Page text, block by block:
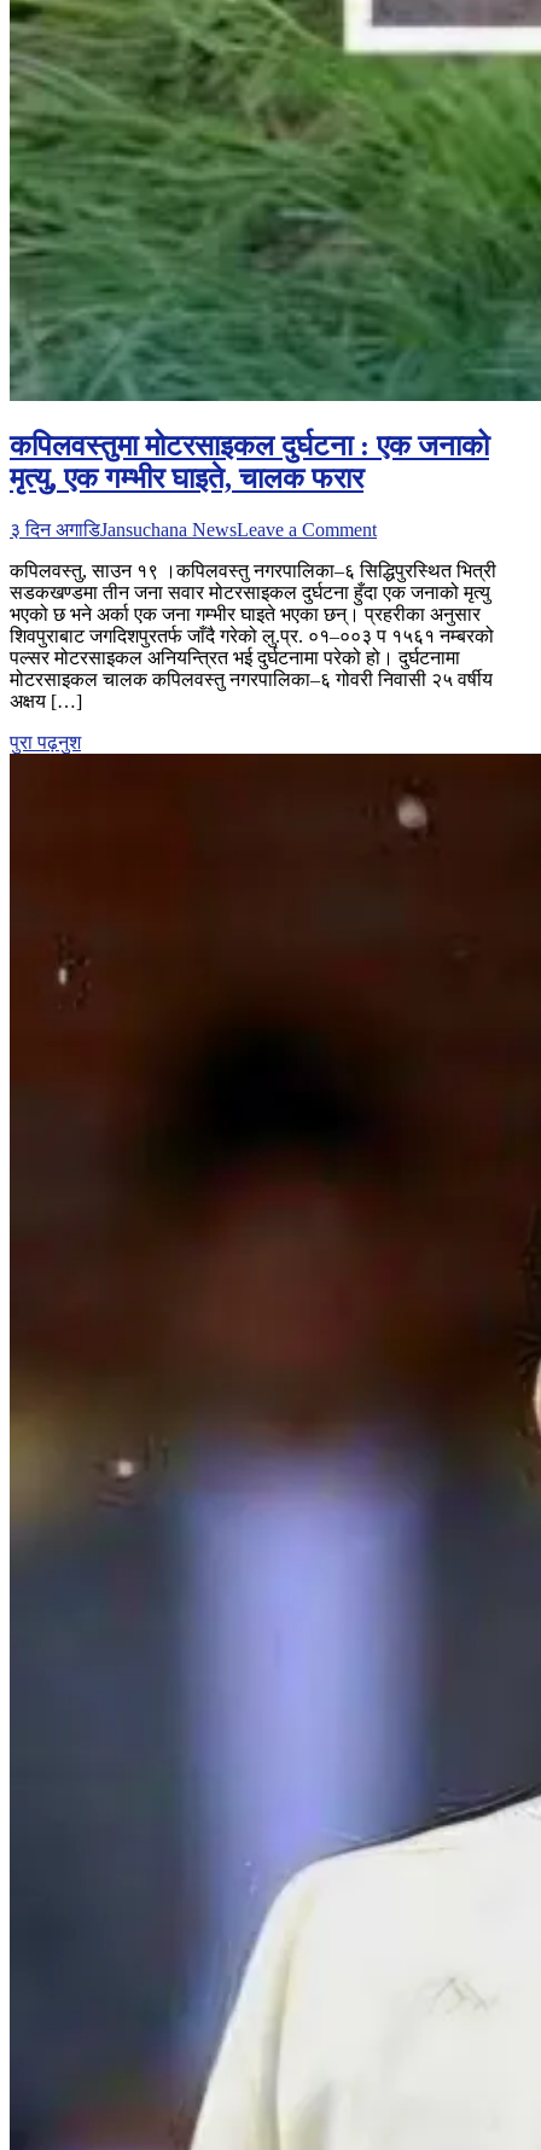
कपिलवस्तुमा मोटरसाइकल दुर्घटना : एक जनाको
मृत्यु, एक गम्भीर घाइते, चालक फरार
३ दिन अगाडिJansuchana NewsLeave a Commenton
मोटरसाइकल
दुर्घटना
:
एक
जनाको
मृत्यु,
कपिलवस्तु, साउन १९ ।कपिलवस्तु नगरपालिका–६ सिद्धिपुरस्थित भित्री
सडकखण्डमा तीन जना सवार मोटरसाइकल दुर्घटना हुँदा एक जनाको मृत्यु
भएको छ भने अर्का एक जना गम्भीर घाइते भएका छन्। प्रहरीका अनुसार
शिवपुराबाट जगदिशपुरतर्फ जाँदै गरेको लु.प्र. ०१–००३ प १५६१ नम्बरको
पल्सर मोटरसाइकल अनियन्त्रित भई दुर्घटनामा परेको हो। दुर्घटनामा
मोटरसाइकल चालक कपिलवस्तु नगरपालिका–६ गोवरी निवासी २५ वर्षीय
अक्षय […]
पुरा पढ़नुश